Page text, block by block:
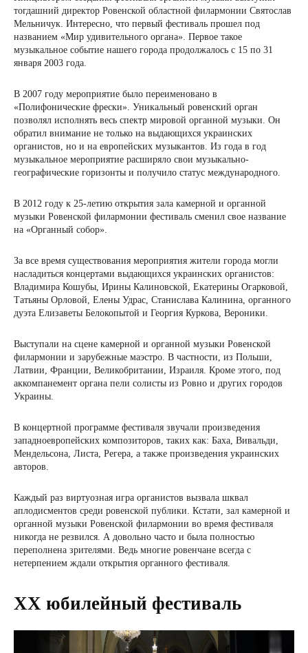
тогдашний директор Ровенской областной филармонии Святослав
Мельничук. Интересно, что первый фестиваль прошел под
названием «Мир удивительного органа». Первое такое
музыкальное событие нашего города продолжалось с 15 по 31
января 2003 года.
В 2007 году мероприятие было переименовано в
«Полифонические фрески». Уникальный ровенский орган
позволял исполнять весь спектр мировой органной музыки. Он
обратил внимание не только на выдающихся украинских
органистов, но и на европейских музыкантов. Из года в год
музыкальное мероприятие расширяло свои музыкально-
географические горизонты и получило статус международного.
В 2012 году к 25-летию открытия зала камерной и органной
музыки Ровенской филармонии фестиваль сменил свое название
на «Органный собор».
За все время существования мероприятия жители города могли
насладиться концертами выдающихся украинских органистов:
Владимира Кошубы, Ирины Калиновской, Екатерины Огарковой,
Татьяны Орловой, Елены Удрас, Станислава Калинина, органного
дуэта Елизаветы Белокопытой и Георгия Куркова, Вероники.
Выступали на сцене камерной и органной музыки Ровенской
филармонии и зарубежные маэстро. В частности, из Польши,
Латвии, Франции, Великобритании, Израиля. Кроме этого, под
аккомпанемент органа пели солисты из Ровно и других городов
Украины.
В концертной программе фестиваля звучали произведения
западноевропейских композиторов, таких как: Баха, Вивальди,
Мендельсона, Листа, Регера, а также произведения украинских
авторов.
Каждый раз виртуозная игра органистов вызвала шквал
аплодисментов среди ровенской публики. Кстати, зал камерной и
органной музыки Ровенской филармонии во время фестиваля
никогда не резвился. А довольно часто и была полностью
переполнена зрителями. Ведь многие ровенчане всегда с
нетерпением ждали открытия органного фестиваля.
XX юбилейный фестиваль